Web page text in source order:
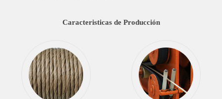
Caracteristicas de Producción